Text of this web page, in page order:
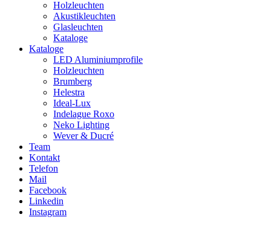
Holzleuchten
Akustikleuchten
Glasleuchten
Kataloge
Kataloge
LED Aluminiumprofile
Holzleuchten
Brumberg
Helestra
Ideal-Lux
Indelague Roxo
Neko Lighting
Wever & Ducré
Team
Kontakt
Telefon
Mail
Facebook
Linkedin
Instagram